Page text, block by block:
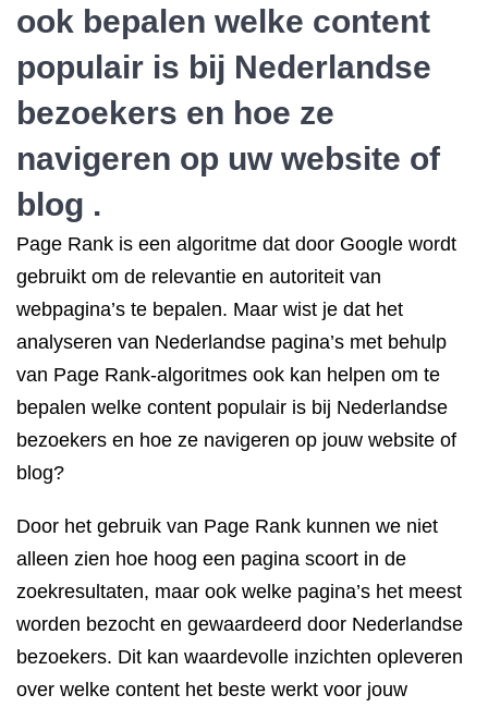
ook bepalen welke content
populair is bij Nederlandse
bezoekers en hoe ze
navigeren op uw website of
blog .
Page Rank is een algoritme dat door Google wordt
gebruikt om de relevantie en autoriteit van
webpagina’s te bepalen. Maar wist je dat het
analyseren van Nederlandse pagina’s met behulp
van Page Rank-algoritmes ook kan helpen om te
bepalen welke content populair is bij Nederlandse
bezoekers en hoe ze navigeren op jouw website of
blog?
Door het gebruik van Page Rank kunnen we niet
alleen zien hoe hoog een pagina scoort in de
zoekresultaten, maar ook welke pagina’s het meest
worden bezocht en gewaardeerd door Nederlandse
bezoekers. Dit kan waardevolle inzichten opleveren
over welke content het beste werkt voor jouw